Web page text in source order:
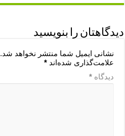
دیدگاهتان را بنویسید
نشانی ایمیل شما منتشر نخواهد شد.
علامت‌گذاری شده‌اند*
دیدگاه*